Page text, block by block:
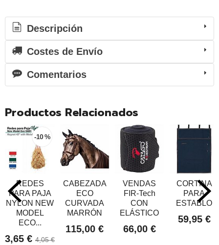
Descripción
Costes de Envío
Comentarios
Productos Relacionados
-10 %
REDES
PARA PAJA
NYLON NEW
MODEL
ECO...
3,65 € 4,05 €
CABEZADA
ECO
CURVADA
MARRÓN
115,00 €
VENDAS
FIR-Tech
CON
ELÁSTICO
66,00 €
CORTINA
PARA
ESTABLO
59,95 €